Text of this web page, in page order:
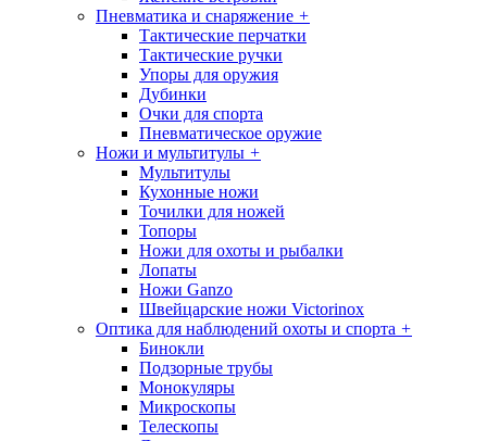
Пневматика и снаряжение +
Тактические перчатки
Тактические ручки
Упоры для оружия
Дубинки
Очки для спорта
Пневматическое оружие
Ножи и мультитулы +
Мультитулы
Кухонные ножи
Точилки для ножей
Топоры
Ножи для охоты и рыбалки
Лопаты
Ножи Ganzo
Швейцарские ножи Victorinox
Оптика для наблюдений охоты и спорта +
Бинокли
Подзорные трубы
Монокуляры
Микроскопы
Телескопы